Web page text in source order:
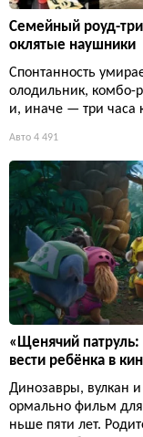
Семейный роуд-
оклятые наушники
Спонтанность
олодильник, комбо-
и, иначе — три часа
Авто 4 491
«Щенячий патруль:
вести ребёнка в
Динозавры, вулкан
ормально фильм для
ньше пяти лет.